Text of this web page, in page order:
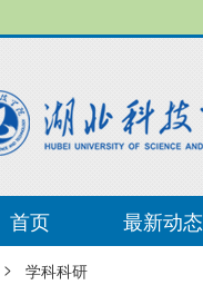
首页 最新动态
> 学科科研